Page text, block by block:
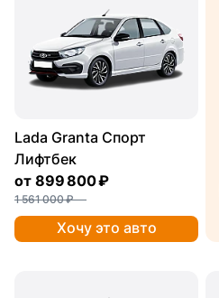
Lada Granta Спорт
Лифтбек
от 899 800 ₽
1 561 000 ₽
Хочу это авто